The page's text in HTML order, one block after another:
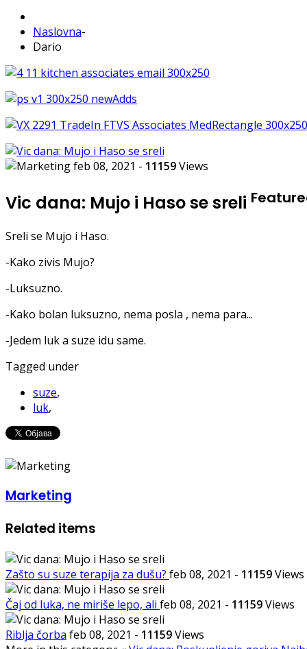
Naslovna-
Dario
feb 08, 2021 - 11159Views
Vic dana: Mujo i Haso se sreli
Sreli se Mujo i Haso.
-Kako zivis Mujo?
-Luksuzno.
-Kako bolan luksuzno, nema posla , nema para...
-Jedem luk a suze idu same.
Tagged under
suze,
luk,
Marketing
Related items
Zašto su suze terapija za dušu? feb 08, 2021 - 11159Views
Čaj od luka, ne miriše lepo, ali feb 08, 2021 - 11159Views
Riblja čorba feb 08, 2021 - 11159Views